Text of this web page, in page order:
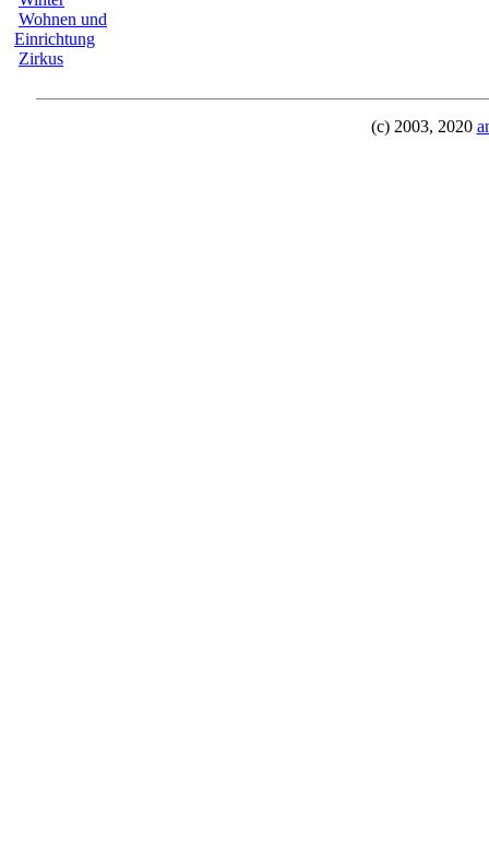
Wohnen und
Einrichtung
Zirkus
(c) 2003, 2020